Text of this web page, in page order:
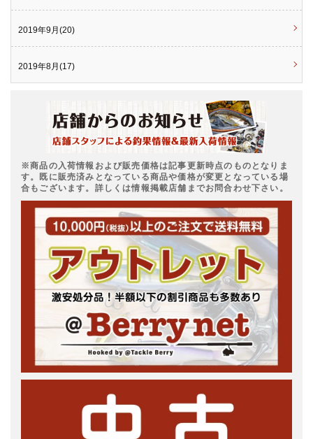
2019年9月(20)
2019年8月(17)
※商品の入荷情報および販売価格は記事更新時点のものとなりま
す。既に販売済みとなっている商品や価格が変更となっている場
合もございます。詳しくは情報掲載店舗までお問合わせ下さい。